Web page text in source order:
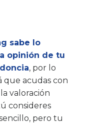
sabe lo
opinión de tu
, por lo
que acudas con
valoración
consideres
pero tu